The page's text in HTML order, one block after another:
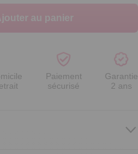
au panier
Paiement
sécurisé
Garantie
2 ans